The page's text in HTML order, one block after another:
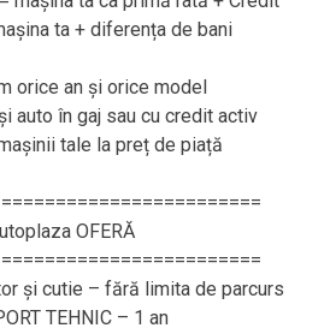
ta + diferența de bani
orice an și orice model
auto în gaj sau cu credit activ
tale la preț de piață
OFERĂ
și cutie – fără limita de parcurs
TEHNIC – 1 an